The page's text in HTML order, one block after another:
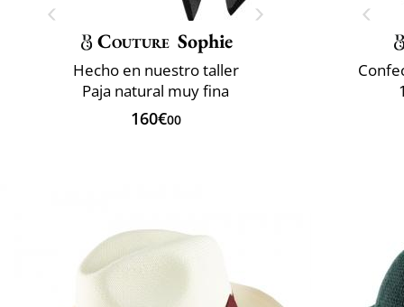
Couture Sophie
Hecho en nuestro taller
Paja natural muy fina
160€00